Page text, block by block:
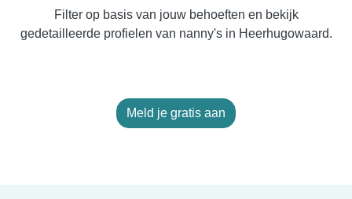
Filter op basis van jouw behoeften en bekijk
gedetailleerde profielen van nanny's in Heerhugowaard.
Meld je gratis aan